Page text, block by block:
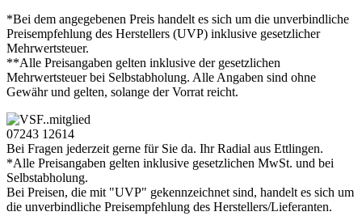
*Bei dem angegebenen Preis handelt es sich um die unverbindliche
Preisempfehlung des Herstellers (UVP) inklusive gesetzlicher
Mehrwertsteuer.
**Alle Preisangaben gelten inklusive der gesetzlichen
Mehrwertsteuer bei Selbstabholung. Alle Angaben sind ohne
Gewähr und gelten, solange der Vorrat reicht.
07243 12614
Bei Fragen jederzeit gerne für Sie da. Ihr Radial aus Ettlingen.
*Alle Preisangaben gelten inklusive gesetzlichen MwSt. und bei
Selbstabholung.
Bei Preisen, die mit "UVP" gekennzeichnet sind, handelt es sich um
die unverbindliche Preisempfehlung des Herstellers/Lieferanten.